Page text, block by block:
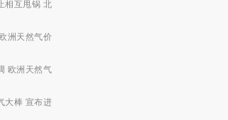
相互甩锅 北
洲天然气价
欧洲天然气
大棒 宣布进